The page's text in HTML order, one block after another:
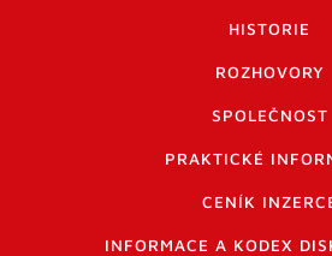
HISTORIE
ROZHOVORY
SPOLEČNOST
PRAKTICKÉ
CENÍK
INFORMACE A KODEX